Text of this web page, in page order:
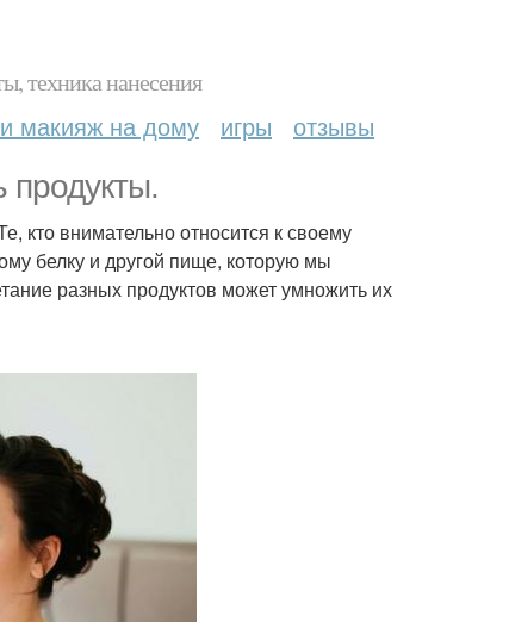
техника нанесения
макияж на дому игры отзывы
продукты.
кто внимательно относится к своему
белку и другой пище, которую мы
разных продуктов может умножить их